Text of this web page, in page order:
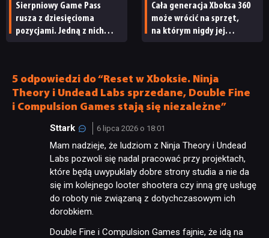
Sierpniowy Game Pass
rusza z dziesięcioma
pozycjami. Jedną z nich
Cała generacja Xboksa 360
może wrócić na sprzęt,
na którym nigdy jej
5 odpowiedzi do “Reset w Xboksie. Ninja
Theory i Undead Labs sprzedane, Double Fine
i Compulsion Games stają się niezależne”
Sttark 6 lipca 2026 o 18:01
Mam nadzieje, że ludziom z Ninja Theory i Undead
Labs pozwoli się nadal pracować przy projektach,
które będą uwypuklały dobre strony studia a nie da
się im kolejnego looter shootera czy inną grę usługę
do roboty nie związaną z dotychczasowym ich
dorobkiem.
Double Fine i Compulsion Games fajnie, że idą na